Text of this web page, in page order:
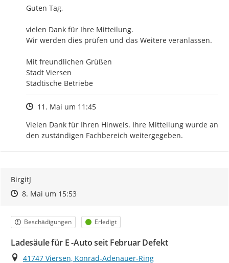
Guten Tag,
vielen Dank für Ihre Mitteilung.
Wir werden dies prüfen und das Weitere veranlassen.
Mit freundlichen Grüßen
Stadt Viersen
Städtische Betriebe
Zeitpunkt des Erstellens
11. Mai um 11:45
Vielen Dank für Ihren Hinweis. Ihre Mitteilung wurde an
den zuständigen Fachbereich weitergegeben.
BirgitJ
Zeitpunkt des Erstellens
Zeitpunkt des Erstellens
8. Mai um 15:53Zur Äußerung
Kategorie
Beschädigungen Status
Erledigt
Ladesäule für E -Auto seit Februar Defekt
Ort
41747 Viersen, Konrad-Adenauer-Ring